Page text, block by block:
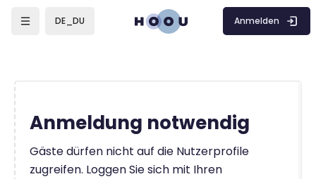
DE_DU Anmelden
Anmeldung notwendig
Gäste dürfen nicht auf die Nutzerprofile
zugreifen. Loggen Sie sich mit Ihren